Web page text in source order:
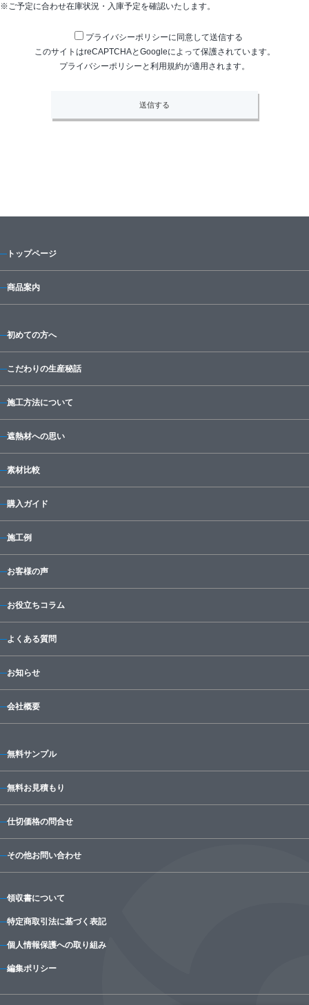
※ご予定に合わせ在庫状況・入庫予定を確認いたします。
プライバシーポリシーに同意して送信する
このサイトはreCAPTCHAとGoogleによって保護されています。
プライバシーポリシーと利用規約が適用されます。
トップページ
商品案内
初めての方へ
こだわりの生産秘話
施工方法について
遮熱材への思い
素材比較
購入ガイド
施工例
お客様の声
お役立ちコラム
よくある質問
お知らせ
会社概要
無料サンプル
無料お見積もり
仕切価格の問合せ
その他お問い合わせ
領収書について
特定商取引法に基づく表記
個人情報保護への取り組み
編集ポリシー